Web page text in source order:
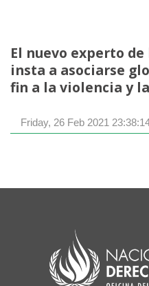
El nuevo experto de
insta a asociarse
fin a la violencia y
Friday, 26 Feb 2021